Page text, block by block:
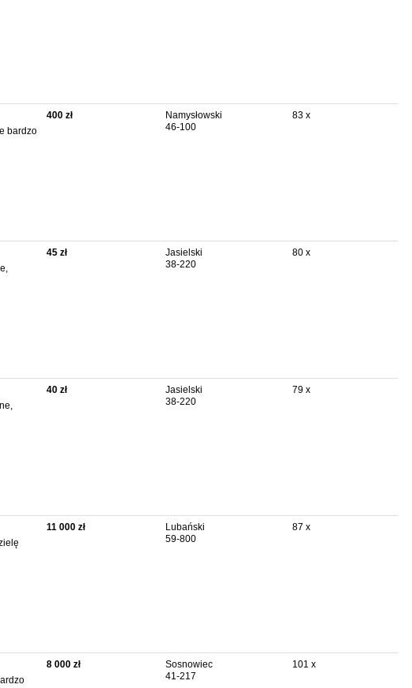
bardzo
400 zł
Namysłowski
46-100
83 x
45 zł
Jasielski
38-220
80 x
40 zł
Jasielski
38-220
79 x
11 000 zł
Lubański
59-800
87 x
8 000 zł
Sosnowiec
41-217
101 x